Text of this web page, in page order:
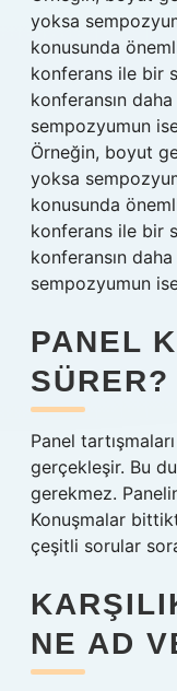
yoksa
konusunda
konferans ile bir
konferansın
sempozyumun
Örneğin, boyut
yoksa
konusunda
konferans ile bir
konferansın
sempozyumun
PANEL
SÜRER?
Panel
gerçekleşir. Bu
gerekmez.
Konuşmalar
çeşitli sorular
NE AD